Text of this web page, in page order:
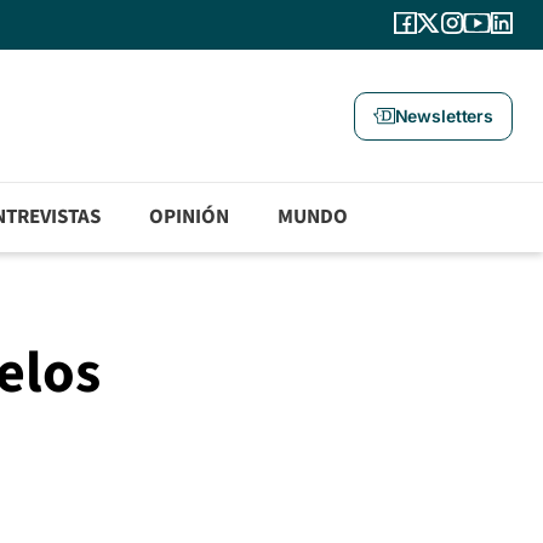
Newsletters
OPINIÓN MUNDO